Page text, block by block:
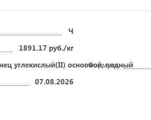
Ч
1891.17 руб./кг
углекислый(II) основной, водный
Формула
07.08.2026